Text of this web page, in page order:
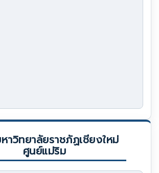
าวิทยาลัยราชภัฏเชียงใหม่
ศูนย์แม่ริม